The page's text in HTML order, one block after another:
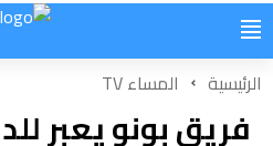
الرئيسية المساء TV
فريق بونو يعبر